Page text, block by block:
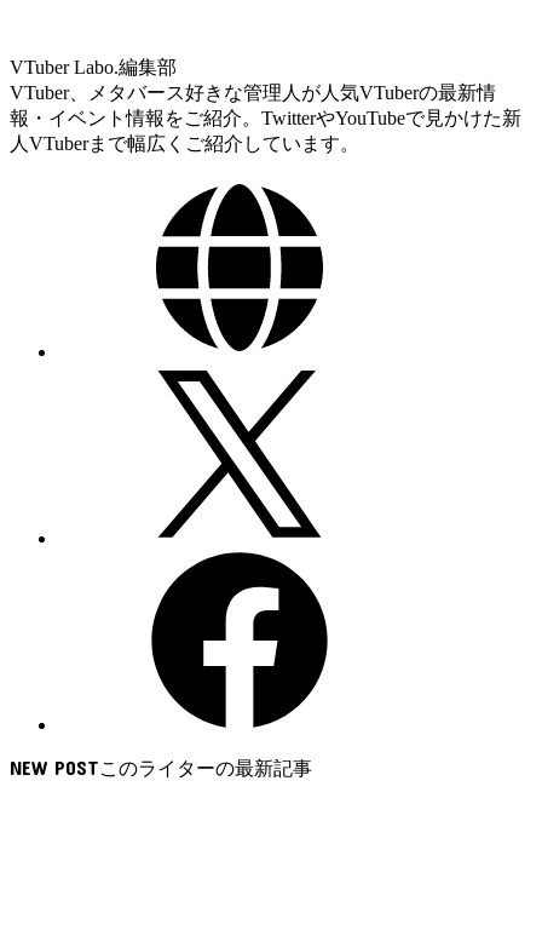
VTuber Labo.編集部
VTuber、メタバース好きな管理人が人気VTuberの最新情
報・イベント情報をご紹介。TwitterやYouTubeで見かけた新
人VTuberまで幅広くご紹介しています。
NEW POST